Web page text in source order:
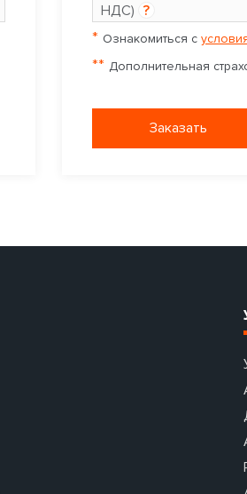
НДС) ?
* Ознакомиться с
** Дополнительная
Заказать